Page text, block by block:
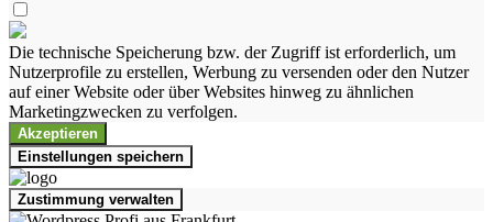
Die technische Speicherung bzw. der Zugriff ist erforderlich, um
Nutzerprofile zu erstellen, Werbung zu versenden oder den Nutzer
auf einer Website oder über Websites hinweg zu ähnlichen
Marketingzwecken zu verfolgen.
Akzeptieren
Einstellungen speichern
Zustimmung verwalten